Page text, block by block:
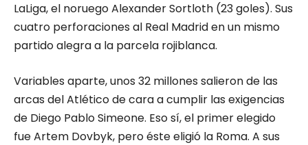
LaLiga, el noruego Alexander Sortloth (23 goles). Sus
cuatro perforaciones al Real Madrid en un mismo
partido alegra a la parcela rojiblanca.
Variables aparte, unos 32 millones salieron de las
arcas del Atlético de cara a cumplir las exigencias
de Diego Pablo Simeone. Eso sí, el primer elegido
fue Artem Dovbyk, pero éste eligió la Roma. A sus